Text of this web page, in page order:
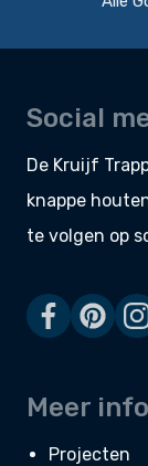
Social
De Kruijf
knappe
te volgen op
Meer
Projecten